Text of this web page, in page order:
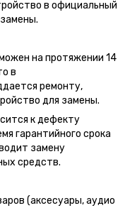
в официальный
на протяжении 14
в
ремонту,
для замены.
к дефекту
гарантийного срока
замену
средств.
(аксесуары, аудио